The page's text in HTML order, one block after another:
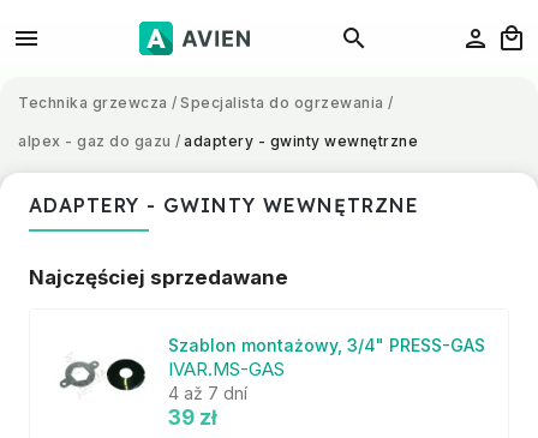
Technika grzewcza / Specjalista do ogrzewania /
alpex - gaz do gazu / adaptery - gwinty wewnętrzne
ADAPTERY - GWINTY WEWNĘTRZNE
Najczęściej sprzedawane
Szablon montażowy, 3/4" PRESS-GAS
IVAR.MS-GAS
4 až 7 dní
39 zł